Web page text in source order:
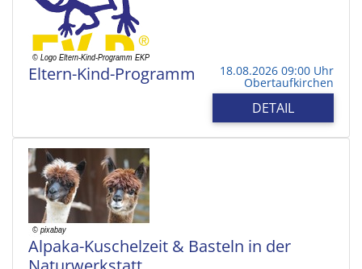
Eltern-Kind-Programm 18.08.2026 09:00 Uhr
Obertaufkirchen
DETAIL
Alpaka-Kuschelzeit & Basteln in der